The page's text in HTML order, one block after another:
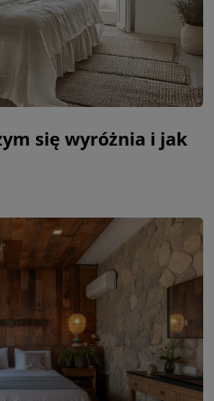
się wyróżnia i jak